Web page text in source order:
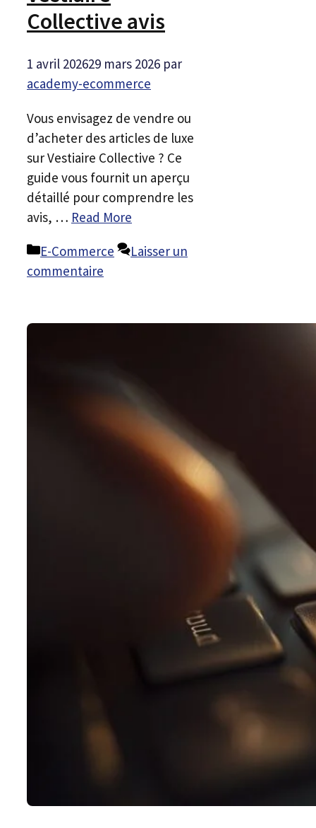
Collective avis
1 avril 202629 mars 2026 par
academy-ecommerce
Vous envisagez de vendre ou
d’acheter des articles de luxe
sur Vestiaire Collective ? Ce
guide vous fournit un aperçu
détaillé pour comprendre les
avis, … Read More
Catégories
E-Commerce
Laisser un
commentaire